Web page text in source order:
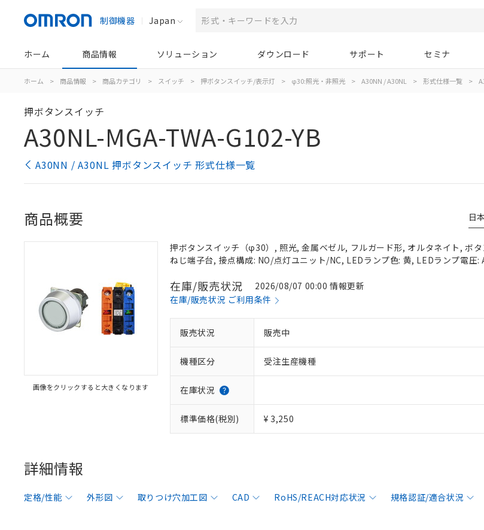
制御機器 Japan
ホーム 商品情報 ソリューション ダウンロード サポート セミナ
ホーム > 商品情報 > 商品カテゴリ > スイッチ > 押ボタンスイッチ/表示灯 > φ30:照光・非照光 > A30NN / A30NL > 形式仕様一覧 >
押ボタンスイッチ
A30NL-MGA-TWA-G102-YB
A30NN / A30NL 押ボタンスイッチ 形式仕様一覧
日
商品概要
画像をクリックすると大きくなります
押ボタンスイッチ（φ30）, 照光, 金属ベゼル, フルガード形, オルタネイト, ボ
ねじ端子台, 接点構成: NO/点灯ユニット/NC, LEDランプ色: 黄, LEDランプ電圧:
在庫/販売状況
2026/08/07 00:00 情報更新
在庫/販売状況 ご利用条件
販売状況 販売中
機種区分 受注生産機種
在庫状況
標準価格(税別) ¥ 3,250
詳細情報
定格/性能 外形図 取りつけ穴加工図 CAD RoHS/REACH対応状況 規格認証/適合状況